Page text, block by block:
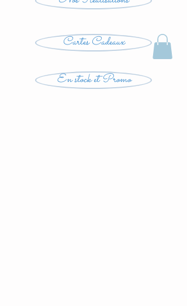
Cartes Cadeaux
En stock et Promo